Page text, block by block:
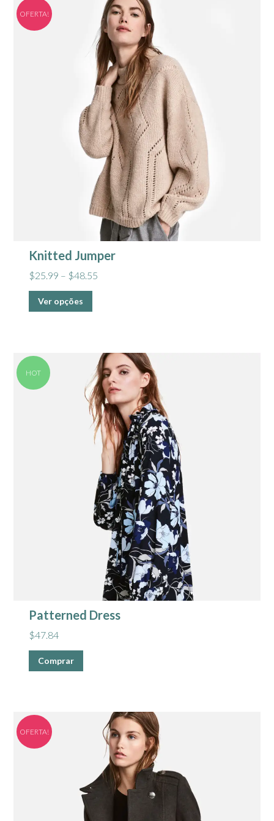
OFERTA!
Knitted Jumper
$25.99 – $48.55
Ver opções
HOT
Patterned Dress
$47.84
Comprar
OFERTA!